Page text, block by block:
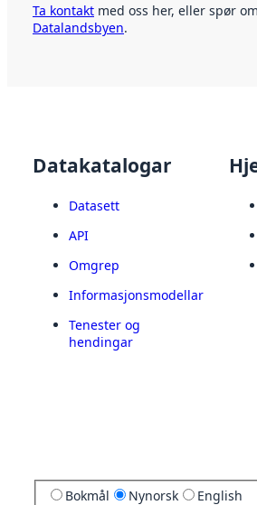
Ta kontakt med oss her, eller spør
Datalandsbyen.
Datakatalogar
Datasett
API
Omgrep
Informasjonsmodellar
Tenester og
hendingar
Bokmål Nynorsk English